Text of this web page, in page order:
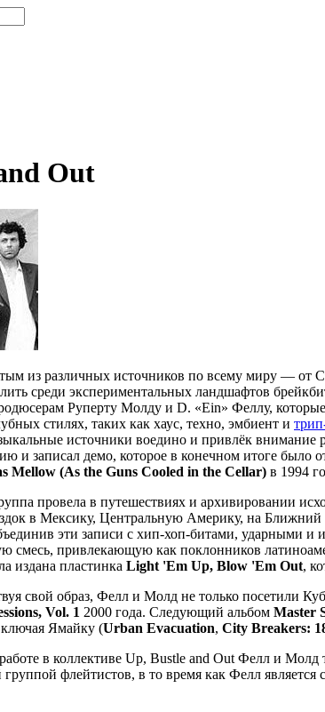
Out
из различных источников по всему миру — от
среди экспериментальных ландшафтов
Руперту Молду и D. «Ein» Феллу,
стилях, таких как хаус, техно, эмбиент и
источники воедино и привлёк внимание
и записал демо, которое в конечном итоге было
Mellow (As the Guns Cooled in the Cellar) в 1994
провела в путешествиях и архивировании
в Мексику, Центральную Америку, на
эти записи с хип-хоп-битами, ударными и
смесь, привлекающую как поклонников
издана пластинка Light 'Em Up, Blow 'Em Out,
свой образ, Фелл и Молд не только посетили
Vol. 1 2000 года. Следующий альбом Master
Ямайку (Urban Evacuation, City Breakers:
в коллективе Up, Bustle and Out Фелл и
группой флейтистов, в то время как Фелл